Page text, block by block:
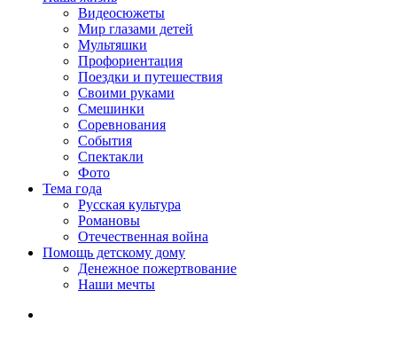
Видеосюжеты
Мир глазами детей
Мультяшки
Профориентация
Поездки и путешествия
Своими руками
Смешинки
Соревнования
События
Спектакли
Фото
Тема года
Русская культура
Романовы
Отечественная война
Помощь детскому дому
Денежное пожертвование
Наши мечты